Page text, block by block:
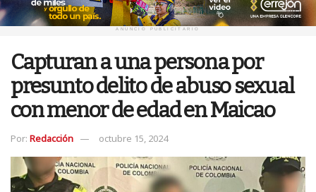
ANUNCIO PUBLICITARIO
Capturan a una persona por
presunto delito de abuso sexual
con menor de edad en Maicao
Por: Redacción octubre 15, 2024